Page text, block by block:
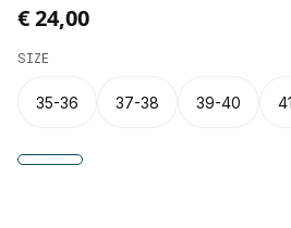
€ 24,00
SIZE
35-36 37-38 39-40